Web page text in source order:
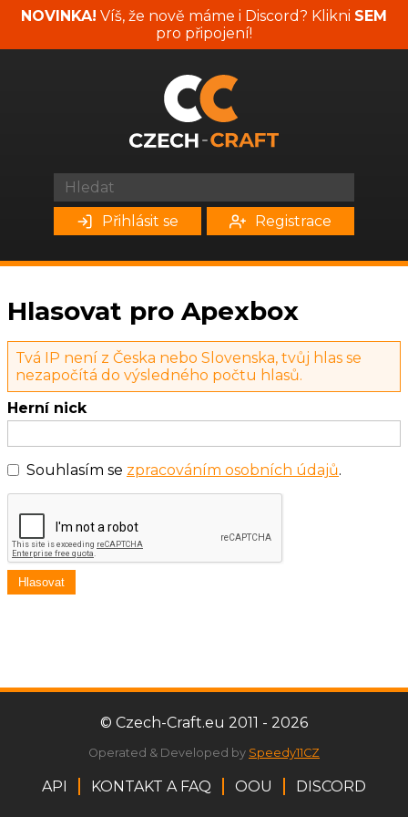
NOVINKA! Víš, že nově máme i Discord? Klikni SEM
pro připojení!
Přihlásit se Registrace
Hlasovat pro Apexbox
Tvá IP není z Česka nebo Slovenska, tvůj hlas se
nezapočítá do výsledného počtu hlasů.
Herní nick
Souhlasím se zpracováním osobních údajů.
Hlasovat
© Czech-Craft.eu 2011 - 2026
Operated & Developed by Speedy11CZ
API KONTAKT A FAQ OOU DISCORD